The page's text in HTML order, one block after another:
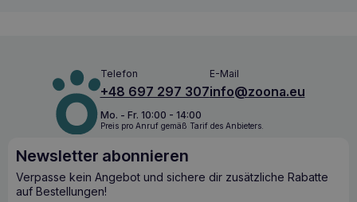
Verdauungssystems
des Welpen sorgt. Der Gehalt
an essentiellen Mineralien,EPA- und DHA-Fettsäuren
Taurin undL-Carnitin
Herzfunktion. Die im Futter enthaltenen hochwertigen
Proteine und Präbiotika unterstützen die Gesundheit des
Verdauungstrakts und das Gleichgewicht der bakteriellen
Darmflora, was sich in einer normalen Kotqualität
niederschlägt. Darüber hinaus trägt die spezielle
Krokettenformel dazu bei, das Risiko der Zahnsteinbildung
Telefon
+48 697 297 307
E-Mail
info@zoona.eu
Mo. - Fr. 10:00 - 14:00
Preis pro Anruf gemäß Tarif des Anbieters.
Newsletter abonnieren
Verpasse kein Angebot und sichere dir zusätzliche Rabatte
auf Bestellungen!